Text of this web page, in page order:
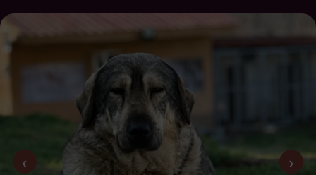
‹ ›